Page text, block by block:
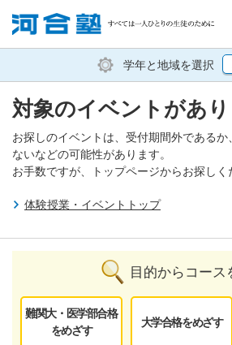
塾生の方 高
学年と地域を選択
対象のイベントがあ
お探しのイベントは、受付期間外である
ないなどの可能性があります。
お手数ですが、トップページからお探しく
体験授業・イベントトップ
目的からコース
難関大・医学部合格
をめざす
大学合格をめざす